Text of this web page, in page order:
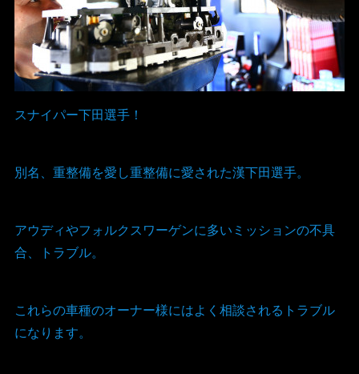
スナイパー下田選手！
別名、重整備を愛し重整備に愛された漢下田選手。
アウディやフォルクスワーゲンに多いミッションの不具
合、トラブル。
これらの車種のオーナー様にはよく相談されるトラブル
になります。